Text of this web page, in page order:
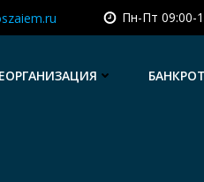
Пн-Пт 09:00-